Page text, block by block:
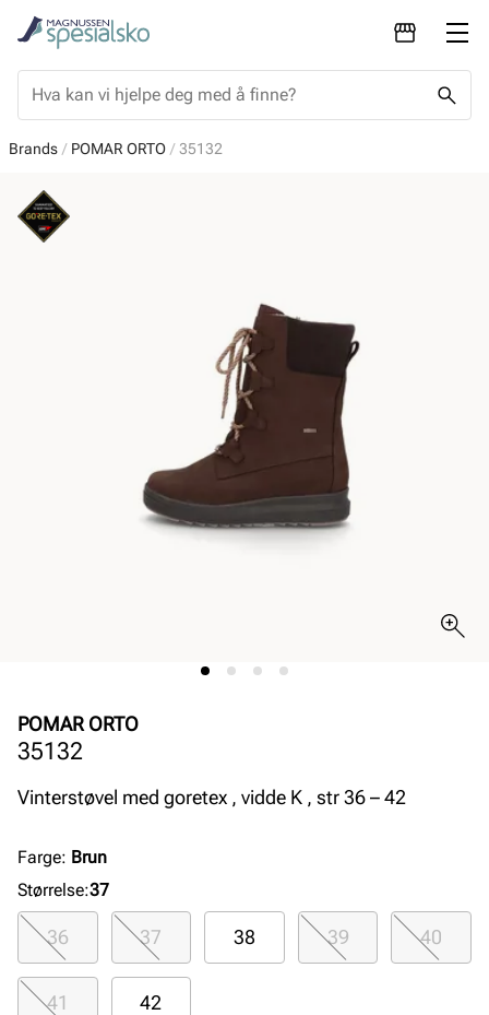
Brands POMAR ORTO 35132
POMAR ORTO
35132
Vinterstøvel med goretex , vidde K , str 36 – 42
Farge: Brun
Størrelse:37
36 37 38 39 40
41 42